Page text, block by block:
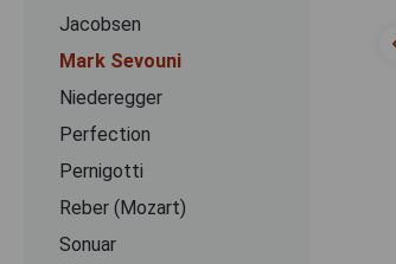
Jacobsen
Mark Sevouni
Niederegger
Perfection
Pernigotti
Reber (Mozart)
Sonuar